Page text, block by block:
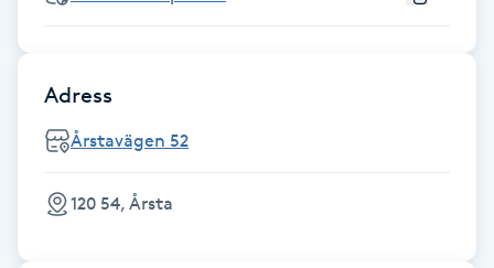
D
Damklippning
Dermapen
Diamantslipning
E
Adress
Årstavägen 52
120 54, Årsta